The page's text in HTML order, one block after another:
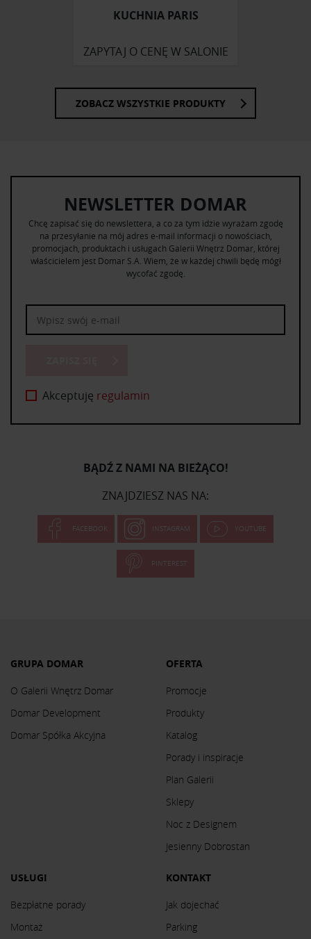
korzystania z ich usług.KUCHNIA PARIS
ZAPYTAJ O CENĘ W SALONIE
ZOBACZ WSZYSTKIE PRODUKTY
NEWSLETTER DOMAR
Chcę zapisać się do newslettera, a co za tym idzie wyrażam zgodę
na przesyłanie na mój adres e-mail informacji o nowościach,
promocjach, produktach i usługach Galerii Wnętrz Domar, której
właścicielem jest Domar S.A. Wiem, że w każdej chwili będę mógł
wycofać zgodę.
Akceptuję regulamin
BĄDŹ Z NAMI NA BIEŻĄCO!
ZNAJDZIESZ NAS NA:
FACEBOOK INSTAGRAM YOUTUBE
PINTEREST
GRUPA DOMAR
O Galerii Wnętrz Domar
Domar Development
Domar Spółka Akcyjna
OFERTA
Promocje
Produkty
Katalog
Porady i inspiracje
Plan Galerii
Sklepy
Noc z Designem
Jesienny Dobrostan
USŁUGI
Bezpłatne porady
Montaż
KONTAKT
Jak dojechać
Parking